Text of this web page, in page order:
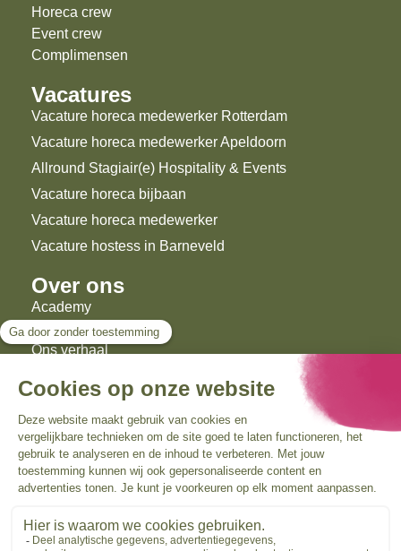
Horeca crew
Event crew
Complimensen
Vacatures
Vacature horeca medewerker Rotterdam
Vacature horeca medewerker Apeldoorn
Allround Stagiair(e) Hospitality & Events
Vacature horeca bijbaan
Vacature horeca medewerker
Vacature hostess in Barneveld
Over ons
Academy
Projecten
Ons verhaal
Gezien op
Events.nl
Contact
Landdrostlaan 51
+31 (0)55 234 05 22
info@beaumonde-hospitality.nl